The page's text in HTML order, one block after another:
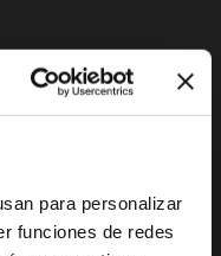
para personalizar
funciones de redes